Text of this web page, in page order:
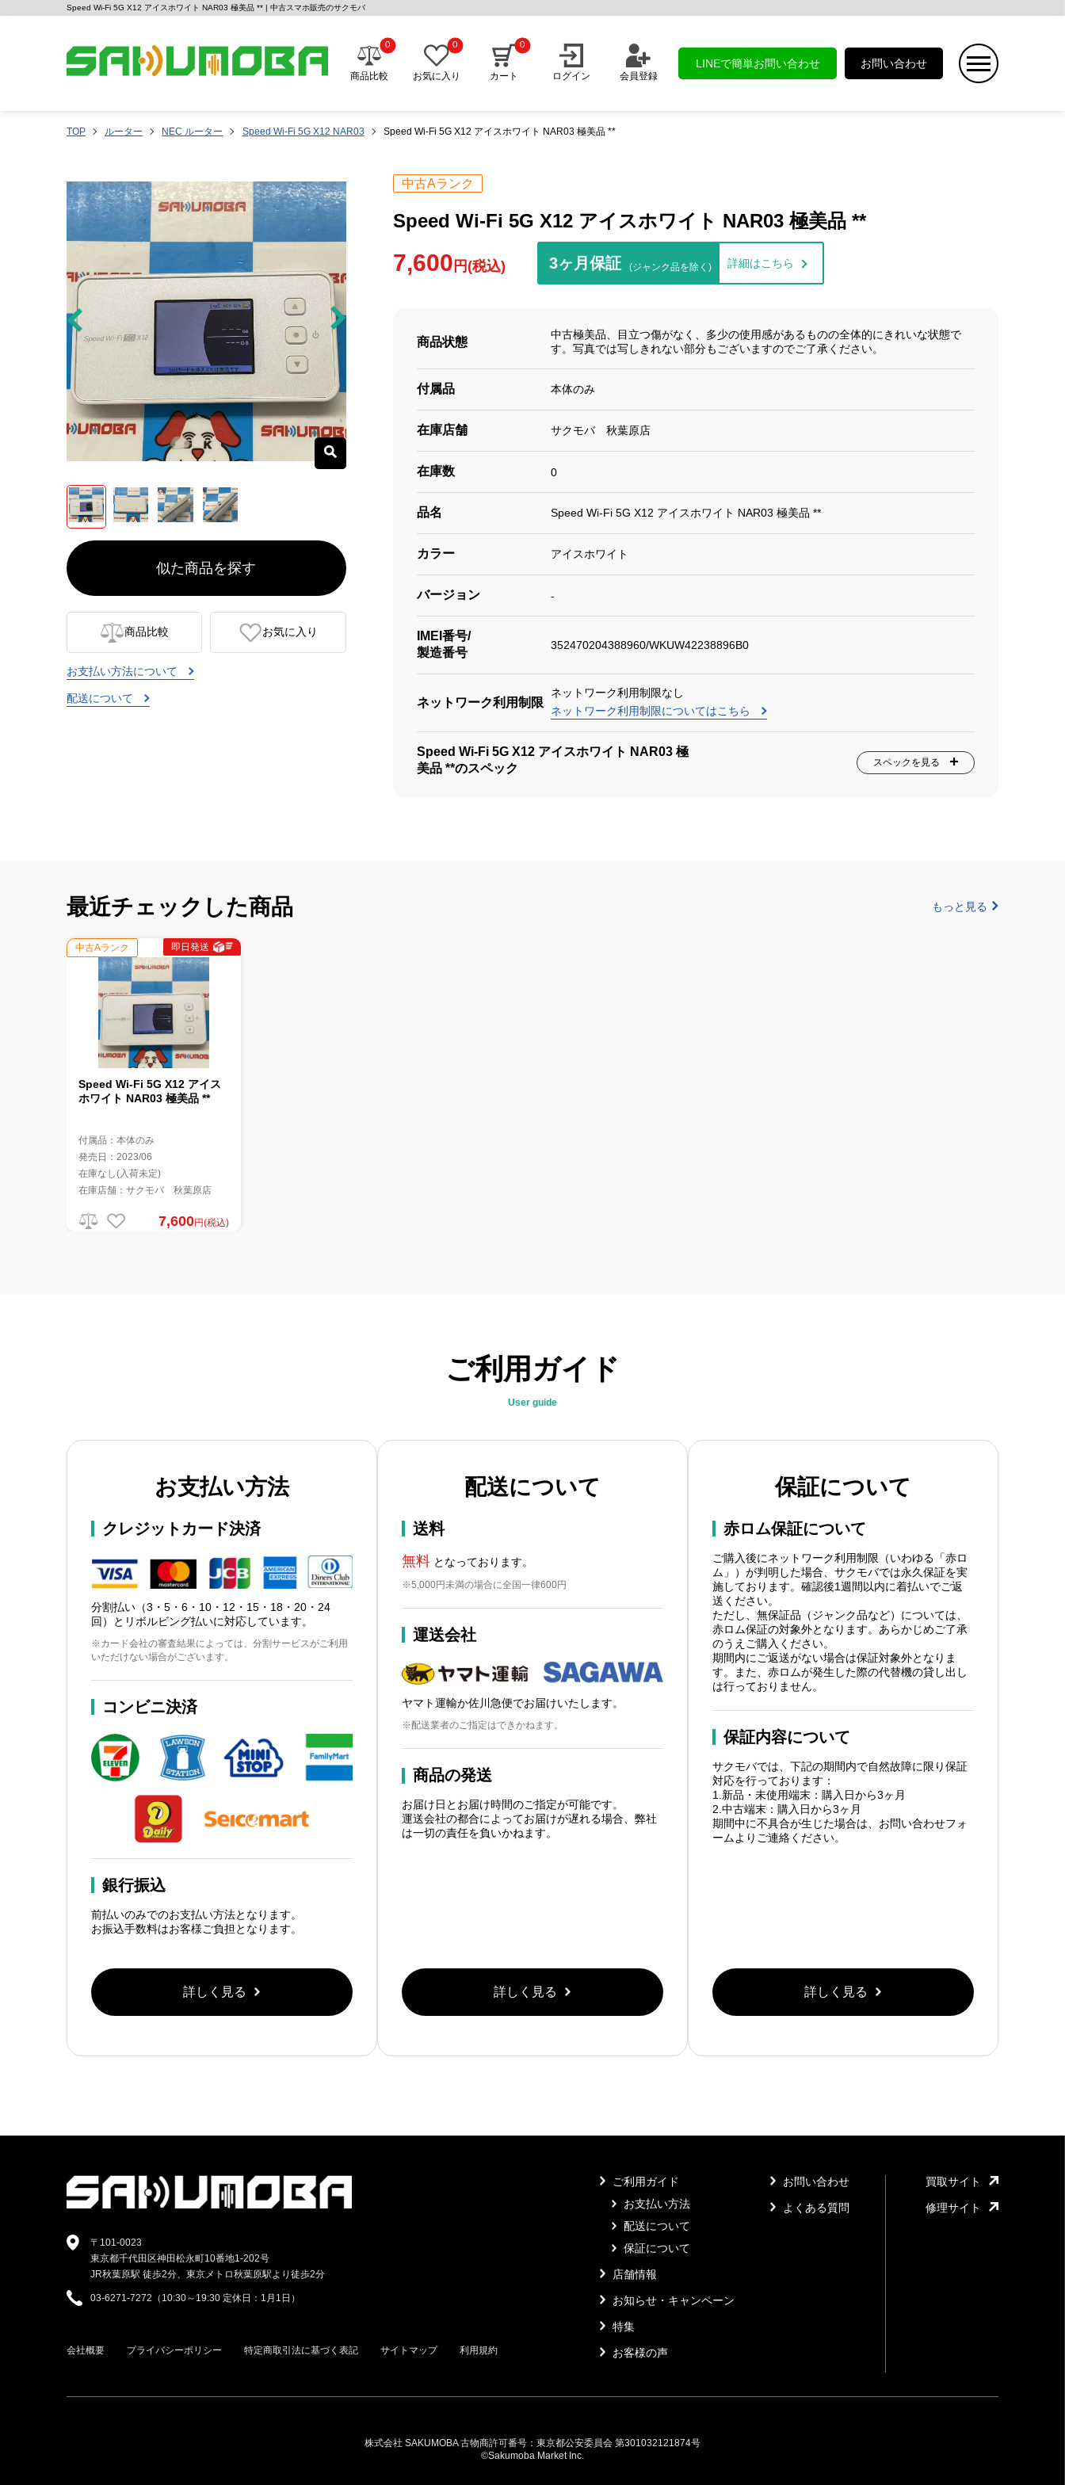
Speed Wi-Fi 5G X12 アイスホワイト NAR03 極美品 ** | 中古スマホ販売のサクモバ
商品比較
0
お気に入り
0
カート
0
ログイン 会員登録
LINEで簡単お問い合わせ お問い合わせ
TOP ルーター NEC ルーター Speed Wi-Fi 5G X12 NAR03 Speed Wi-Fi 5G X12 アイスホワイト NAR03 極美品 **
似た商品を探す
商品比較 お気に入り
お支払い方法について
配送について
中古Aランク
Speed Wi-Fi 5G X12 アイスホワイト NAR03 極美品 **
7,600 円(税込) 3ヶ月保証 (ジャンク品を除く) 詳細はこちら
商品状態
中古極美品、目立つ傷がなく、多少の使用感があるものの全体的にきれいな状態で
す。写真では写しきれない部分もございますのでご了承ください。
付属品 本体のみ
在庫店舗 サクモバ 秋葉原店
在庫数 0
品名 Speed Wi-Fi 5G X12 アイスホワイト NAR03 極美品 **
カラー アイスホワイト
バージョン -
IMEI番号/
製造番号
352470204388960/WKUW42238896B0
ネットワーク利用制限
ネットワーク利用制限なし
ネットワーク利用制限についてはこちら
Speed Wi-Fi 5G X12 アイスホワイト NAR03 極
美品 **のスペック
スペックを見る
最近チェックした商品 もっと見る
中古Aランク 即日発送
Speed Wi-Fi 5G X12 アイス
ホワイト NAR03 極美品 **
付属品：本体のみ
発売日：2023/06
在庫なし(入荷未定)
在庫店舗：サクモバ 秋葉原店
7,600円(税込)
ご利用ガイド
User guide
お支払い方法
クレジットカード決済
分割払い（3・5・6・10・12・15・18・20・24
回）とリボルビング払いに対応しています。
※カード会社の審査結果によっては、分割サービスがご利用
いただけない場合がございます。
コンビニ決済
銀行振込
前払いのみでのお支払い方法となります。
お振込手数料はお客様ご負担となります。
詳しく見る
配送について
送料
無料となっております。
※5,000円未満の場合に全国一律600円
運送会社
ヤマト運輸か佐川急便でお届けいたします。
※配送業者のご指定はできかねます。
商品の発送
お届け日とお届け時間のご指定が可能です。
運送会社の都合によってお届けが遅れる場合、弊社
は一切の責任を負いかねます。
詳しく見る
保証について
赤ロム保証について
ご購入後にネットワーク利用制限（いわゆる「赤ロ
ム」）が判明した場合、サクモバでは永久保証を実
施しております。確認後1週間以内に着払いでご返
送ください。
ただし、無保証品（ジャンク品など）については、
赤ロム保証の対象外となります。あらかじめご了承
のうえご購入ください。
期間内にご返送がない場合は保証対象外となりま
す。また、赤ロムが発生した際の代替機の貸し出し
は行っておりません。
保証内容について
サクモバでは、下記の期間内で自然故障に限り保証
対応を行っております：
1.新品・未使用端末：購入日から3ヶ月
2.中古端末：購入日から3ヶ月
期間中に不具合が生じた場合は、お問い合わせフォ
ームよりご連絡ください。
詳しく見る
〒101-0023
東京都千代田区神田松永町10番地1-202号
JR秋葉原駅 徒歩2分、東京メトロ秋葉原駅より徒歩2分
03-6271-7272（10:30～19:30 定休日：1月1日）
会社概要 プライバシーポリシー 特定商取引法に基づく表記 サイトマップ 利用規約
ご利用ガイド
お支払い方法
配送について
保証について
店舗情報
お知らせ・キャンペーン
特集
お客様の声
お問い合わせ
よくある質問
買取サイト
修理サイト
株式会社 SAKUMOBA 古物商許可番号：東京都公安委員会 第301032121874号
©Sakumoba Market Inc.